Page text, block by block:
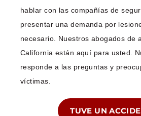
hablar con las compañías de
presentar una demanda por
necesario. Nuestros abogados de
California están aquí para usted.
responde a las preguntas y
víctimas.
TUVE UN